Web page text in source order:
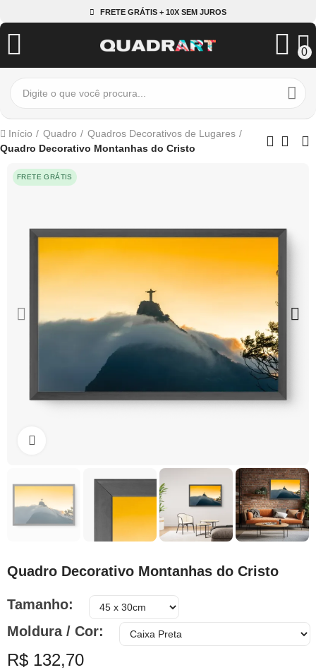
FRETE GRÁTIS + 10X SEM JUROS
0
Início Quadro
Quadros Decorativos de Lugares
Quadro Decorativo Montanhas do Cristo
FRETE GRÁTIS
Quadro Decorativo Montanhas do Cristo
Tamanho
Moldura / Cor
R$ 132,70